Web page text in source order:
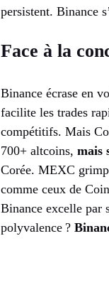
persistent. Binance
Face à la
Binance écrase en
facilite les trades
compétitifs. Mais
700+ altcoins, mais
Corée. MEXC
comme ceux de
Binance excelle par
polyvalence ?